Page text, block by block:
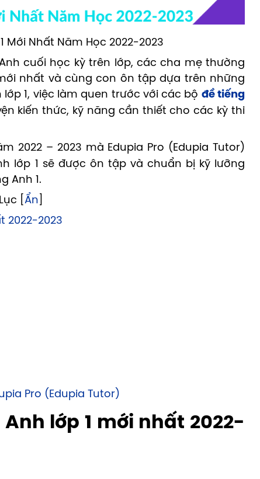
cuối học kỳ trên lớp, các cha mẹ thường
nhất và cùng con ôn tập dựa trên những
1, việc làm quen trước với các bộ đề tiếng
kiến thức, kỹ năng cần thiết cho các kỳ thi
2022 – 2023 mà Edupia Pro (Edupia Tutor)
lớp 1 sẽ được ôn tập và chuẩn bị kỹ lưỡng
Anh 1.
[Ẩn]
2022-2023
Pro (Edupia Tutor)
lớp 1 mới nhất 2022-